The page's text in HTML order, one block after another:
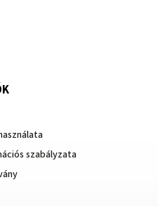
szabályzata